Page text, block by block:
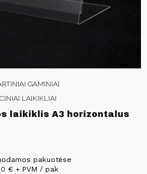
GAMINIAI
LAIKIKLIAI
laikiklis A3 horizontalus
pakuotėse
€+ PVM / pak